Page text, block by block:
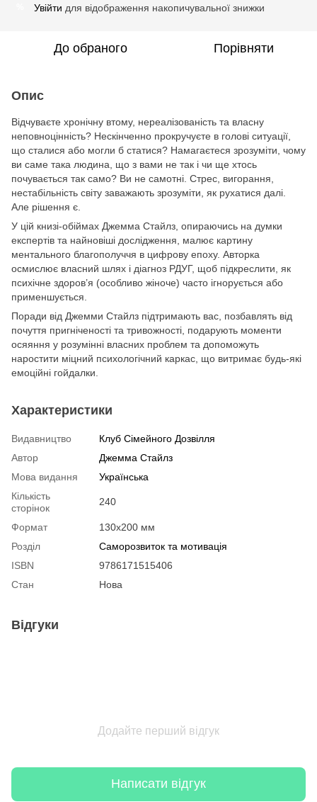
Увійти для відображення накопичувальної знижки
До обраного Порівняти
Опис
Відчуваєте хронічну втому, нереалізованість та власну
неповноцінність? Нескінченно прокручуєте в голові ситуації,
що сталися або могли б статися? Намагаєтеся зрозуміти, чому
ви саме така людина, що з вами не так і чи ще хтось
почувається так само? Ви не самотні. Стрес, вигорання,
нестабільність світу заважають зрозуміти, як рухатися далі.
Але рішення є.
У цій книзі-обіймах Джемма Стайлз, опираючись на думки
експертів та найновіші дослідження, малює картину
ментального благополуччя в цифрову епоху. Авторка
осмислює власний шлях і діагноз РДУГ, щоб підкреслити, як
психічне здоров’я (особливо жіноче) часто ігнорується або
применшується.
Поради від Джемми Стайлз підтримають вас, позбавлять від
почуття пригніченості та тривожності, подарують моменти
осяяння у розумінні власних проблем та допоможуть
наростити міцний психологічний каркас, що витримає будь-які
емоційні гойдалки.
Характеристики
Видавництво
Клуб Сімейного Дозвілля
Автор
Джемма Стайлз
Мова видання
Українська
Кількість
сторінок
240
Формат
130х200 мм
Розділ
Саморозвиток та мотивація
ISBN
9786171515406
Стан
Нова
Відгуки
Додайте перший відгук
Написати відгук